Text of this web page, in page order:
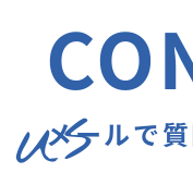
メールで